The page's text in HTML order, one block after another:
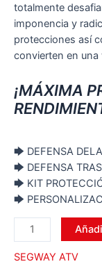
totalmente
imponencia y
protecciones así
convierten en una
¡MÁXIMA
🡆 DEFENSA
🡆 DEFENSA
🡆 KIT
🡆
SEGWAY ATV